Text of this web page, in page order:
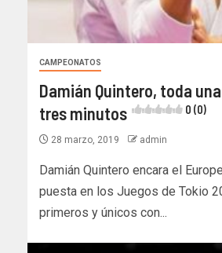
CAMPEONATOS
Damián Quintero, toda
tres minutos
0 (0)
28 marzo, 2019 admin
Damián Quintero encara el
puesta en los Juegos de Tokio
primeros y únicos con...